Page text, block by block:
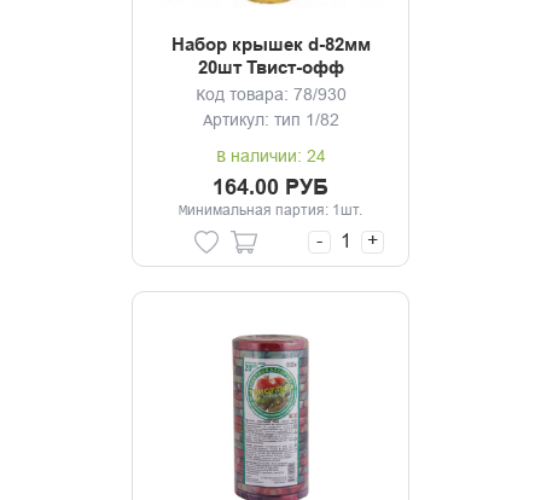
Набор крышек d-82мм
20шт Твист-офф
Москвичка Золото
Код товара: 78/930
Артикул: тип 1/82
В наличии: 24
164.00 РУБ
Минимальная партия: 1шт.
- +